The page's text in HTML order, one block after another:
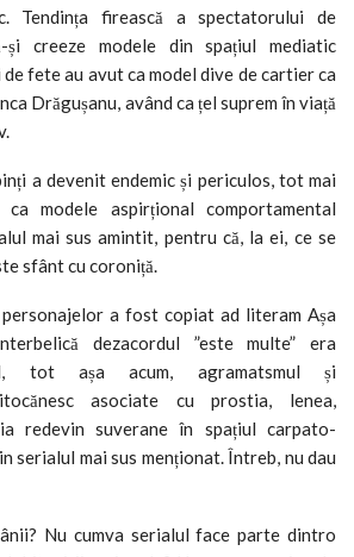
Tendința firească a spectatorului de
și creeze modele din spațiul mediatic
fete au avut ca model dive de cartier ca
Drăgușanu, având ca țel suprem în viață
a devenit endemic și periculos, tot mai
modele aspirțional comportamental
mai sus amintit, pentru că, la ei, ce se
sfânt cu coroniță.
a fost copiat ad literam Așa
dezacordul ”este multe” era
tot așa acum, agramatsmul și
asociate cu prostia, lenea,
redevin suverane în spațiul carpato-
serialul mai sus menționat. Întreb, nu dau
Nu cumva serialul face parte dintro